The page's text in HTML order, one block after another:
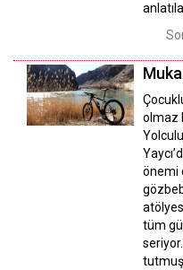
olmaz
önemi
tüm